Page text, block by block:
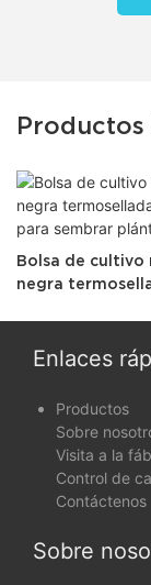
Productos
Bolsa de cultivo
negra
Enlaces
Productos
Sobre
Visita a la
Control de
Contáctenos
Sobre